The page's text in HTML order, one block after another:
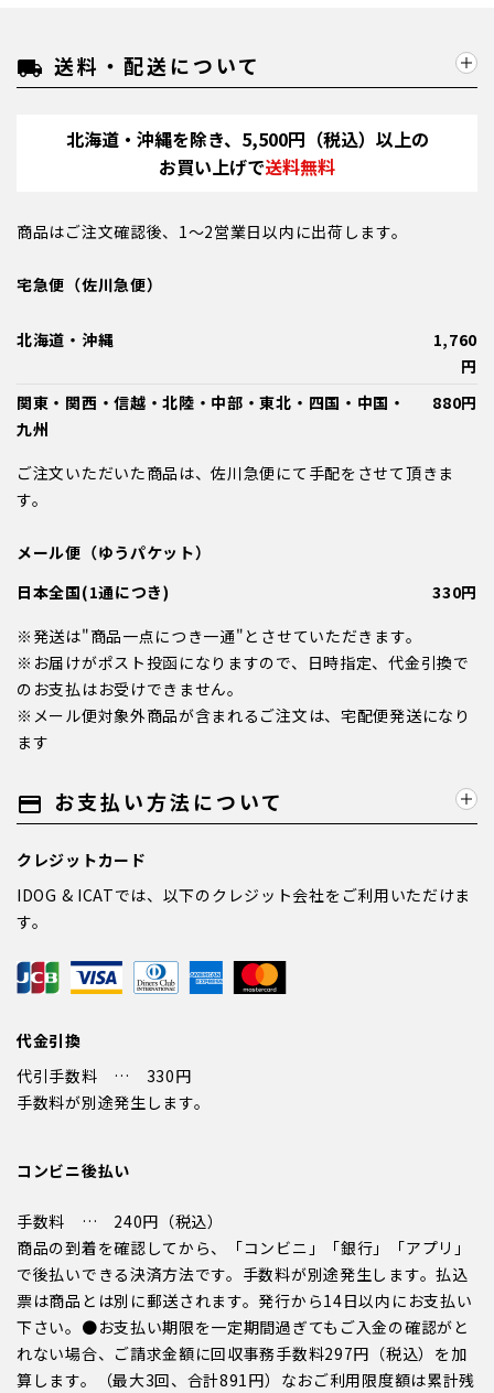
local_shipping 送料・配送について
北海道・沖縄を除き、5,500円（税込）以上の
お買い上げで送料無料
商品はご注文確認後、1～2営業日以内に出荷します。
宅急便（佐川急便）
北海道・沖縄
1,760
円
関東・関西・信越・北陸・中部・東北・四国・中国・
九州
880円
ご注文いただいた商品は、佐川急便にて手配をさせて頂きま
す。
メール便（ゆうパケット）
日本全国(1通につき)
330円
※発送は"商品一点につき一通"とさせていただきます。
※お届けがポスト投函になりますので、日時指定、代金引換で
のお支払はお受けできません。
※メール便対象外商品が含まれるご注文は、宅配便発送になり
ます
payment お支払い方法について
クレジットカード
IDOG & ICATでは、以下のクレジット会社をご利用いただけま
す。
代金引換
代引手数料 … 330円
手数料が別途発生します。
コンビニ後払い
手数料 … 240円（税込）
商品の到着を確認してから、「コンビニ」「銀行」「アプリ」
で後払いできる決済方法です。手数料が別途発生します。払込
票は商品とは別に郵送されます。発行から14日以内にお支払い
下さい。●お支払い期限を一定期間過ぎてもご入金の確認がと
れない場合、ご請求金額に回収事務手数料297円（税込）を加
算します。（最大3回、合計891円）なおご利用限度額は累計残